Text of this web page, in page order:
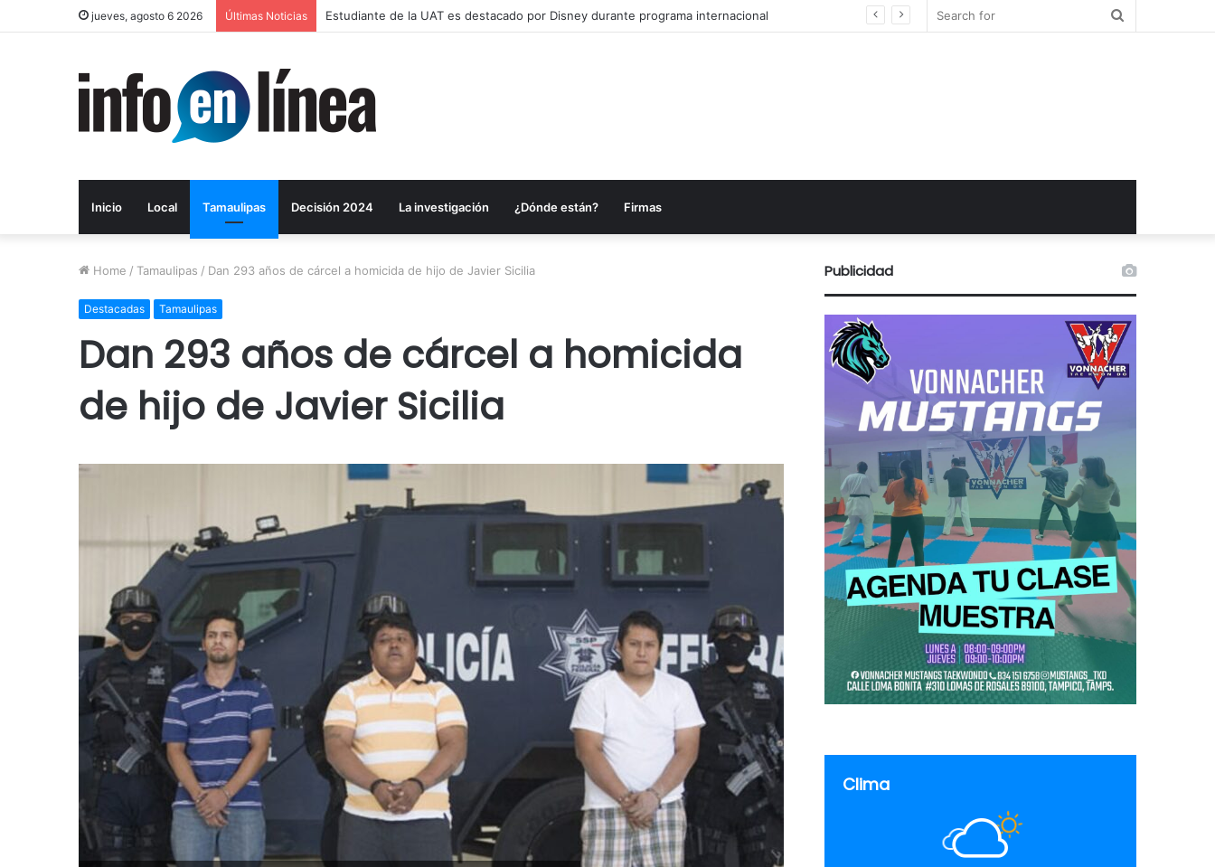
jueves, agosto 6 2026 Últimas Noticias UAT proyecta alcanzar una matrícula de 45 mil estudiantes
Inicio Local Tamaulipas Decisión 2024 La investigación ¿Dónde están? Firmas
Home / Tamaulipas / Dan 293 años de cárcel a homicida de hijo de Javier Sicilia
Destacadas Tamaulipas
Dan 293 años de cárcel a homicida
de hijo de Javier Sicilia
Publicidad
Clima